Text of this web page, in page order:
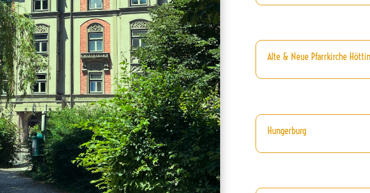
Alte & Neue Pfarrkirche
Hungerburg